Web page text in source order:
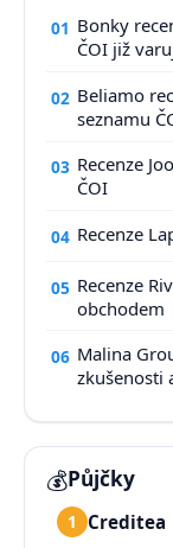
01 Bonky
ČOI již
02 Beliamo
seznamu
03 Recenze
ČOI
04 Recenze
05 Recenze
obchodem
06 Malina
zkušenosti
💰Půjčky
1 Creditea